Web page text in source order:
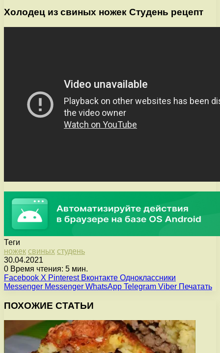
Холодец из свиных ножек Студень рецепт
Теги
ножек свиных студень
30.04.2021
0 Время чтения: 5 мин.
Facebook X Pinterest Вконтакте Одноклассники
Messenger Messenger WhatsApp Telegram Viber Печатать
ПОХОЖИЕ СТАТЬИ